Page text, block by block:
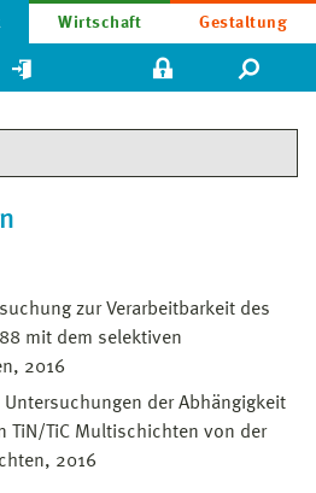
Wirtschaft Gestaltung
zur Verarbeitbarkeit des
mit dem selektiven
2016
der Abhängigkeit
TiN/TiC Multischichten von der
2016